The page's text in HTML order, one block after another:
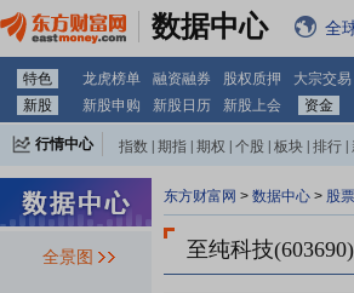
数据中心 全
特色 龙虎榜单 融资融券 股权质押 大宗交易
新股
新股申购 新股日历 新股上会 资金
行情中心 指数 期指 期权 个股 板块 排行
全景图
东方财富网 > 数据中心 > 股
至纯科技(603690)